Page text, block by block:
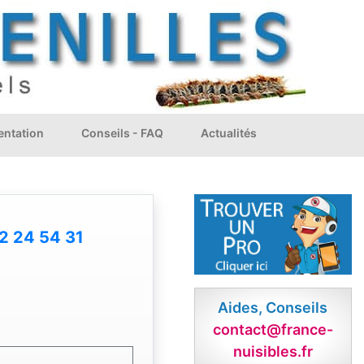
Conseils - FAQ Actualités
24 54 31
Aides, Conseils
contact@france-
nuisibles.fr